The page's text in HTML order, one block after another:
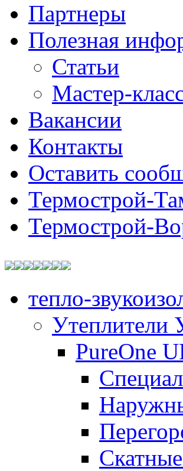
Партнеры
Полезная
Статьи
Мастер-
Вакансии
Контакты
Оставить
Термострой-
Термострой-
тепло-
PureOne